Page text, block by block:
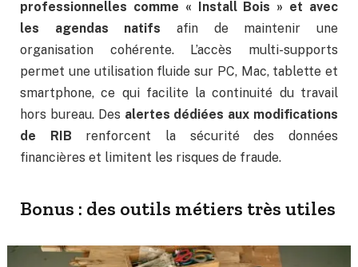
professionnelles comme « Install Bois » et avec
les agendas natifs afin de maintenir une
organisation cohérente. L’accès multi-supports
permet une utilisation fluide sur PC, Mac, tablette et
smartphone, ce qui facilite la continuité du travail
hors bureau. Des alertes dédiées aux modifications
de RIB renforcent la sécurité des données
financières et limitent les risques de fraude.
Bonus : des outils métiers très utiles